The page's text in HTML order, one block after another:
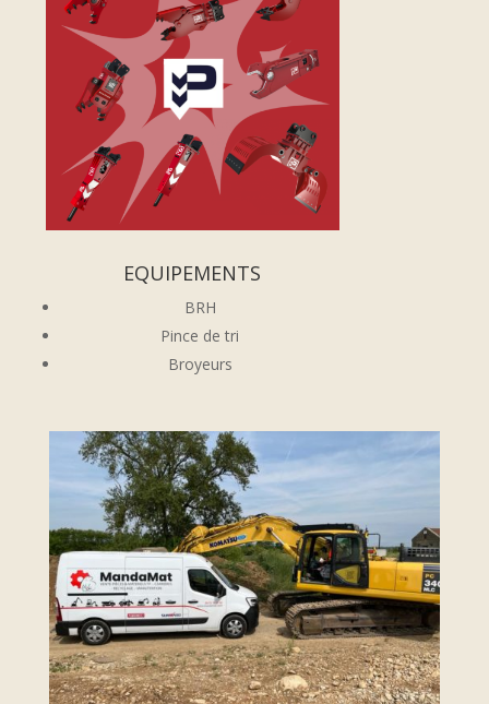
EQUIPEMENTS
BRH
Pince de tri
Broyeurs